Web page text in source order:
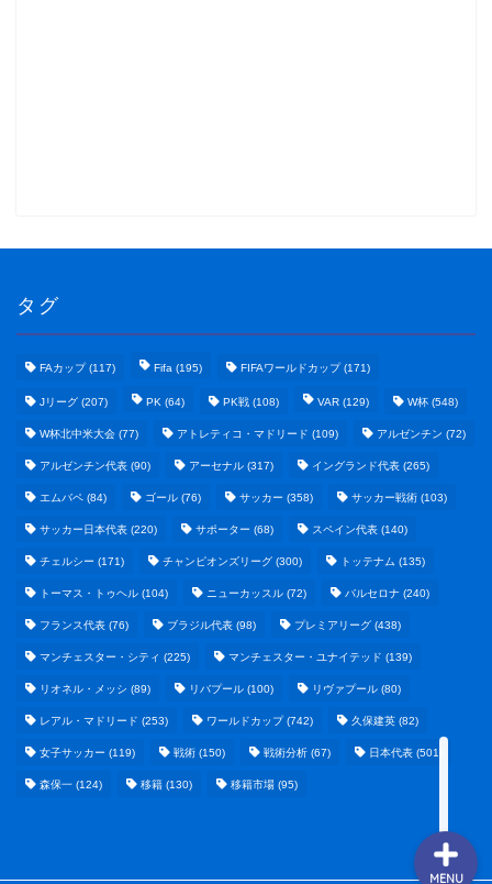
タグ
FAカップ (117) Fifa (195) FIFAワールドカップ (171)
Jリーグ (207) PK (64) PK戦 (108) VAR (129) W杯 (548)
W杯北中米大会 (77) アトレティコ・マドリード (109) アルゼンチン (72)
アルゼンチン代表 (90) アーセナル (317) イングランド代表 (265)
エムバペ (84) ゴール (76) サッカー (358) サッカー戦術 (103)
サッカー日本代表 (220) サポーター (68) スペイン代表 (140)
チェルシー (171) チャンピオンズリーグ (300) トッテナム (135)
トーマス・トゥヘル (104) ニューカッスル (72) バルセロナ (240)
フランス代表 (76) ブラジル代表 (98) プレミアリーグ (438)
マンチェスター・シティ (225) マンチェスター・ユナイテッド (139)
リオネル・メッシ (89) リバプール (100) リヴァプール (80)
レアル・マドリード (253) ワールドカップ (742) 久保建英 (82)
女子サッカー (119) 戦術 (150) 戦術分析 (67) 日本代表 (501)
森保一 (124) 移籍 (130) 移籍市場 (95)
MENU
テクノロジーまとめ
ビジネス・経済まとめ